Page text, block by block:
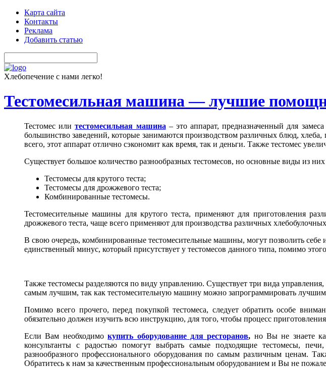
Карта сайта
Контакты
Реклама
Добавить статью
Хлебопечение с нами легко!
Тестомесильная машина — лучшие
Тестомес илитестомесильная машина – это аппарат, предназначенный для
большинство заведений, которые занимаются производством различных блюд,
всего, этот аппарат отлично сэкономит как время, так и деньги. Также тестомес
Существует большое количество разнообразных тестомесов, но основные виды из них
Тестомесы для крутого теста;
Тестомесы для дрожжевого теста;
Комбинированные тестомесы.
Тестомесительные машины для крутого теста, применяют для приготовления
дрожжевого теста, чаще всего применяют для производства различных
В свою очередь, комбинированные тестомесительные машины, могут позволить
единственный минус, который присутствует у тестомесов данного типа, помимо
Также тестомесы разделяются по виду управлению. Существует три вида
самым лучшим, так как тестомесительную машину можно запрограммировать лучшим
Помимо всего прочего, перед покупкой тестомеса, следует обратить особе
обязательно должен изучить всю инструкцию, для того, чтобы процесс
Если Вам необходимокупить оборудование для ресторанов, но Вы не знаете
консультанты с радостью помогут выбрать самые подходящие тестомесы,
разнообразного профессионального оборудования по самым различным ценам.
Обратитесь к нам за качественным профессиональным оборудованием и Вы не